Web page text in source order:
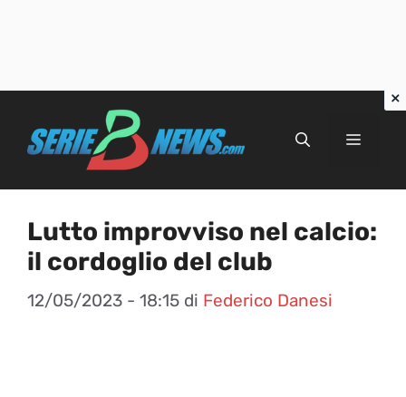
Menu
Lutto improvviso nel calcio:
il cordoglio del club
12/05/2023 - 18:15 di Federico Danesi